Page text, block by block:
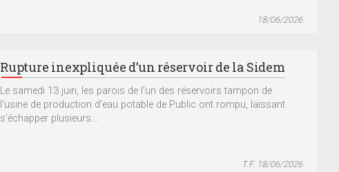
18/06/2026
Rupture inexpliquée d’un réservoir de la Sidem
Le samedi 13 juin, les parois de l’un des réservoirs tampon de
l’usine de production d’eau potable de Public ont rompu, laissant
s’échapper plusieurs...
T.F. 18/06/2026